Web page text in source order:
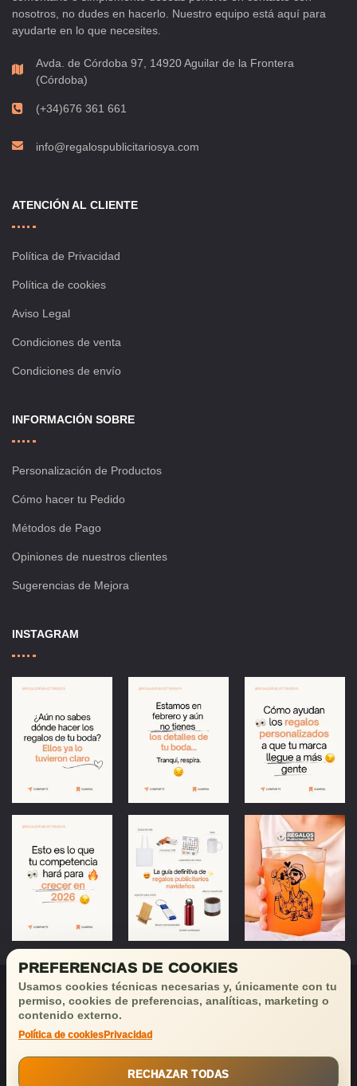
nosotros, no dudes en hacerlo. Nuestro equipo está aquí para
ayudarte en lo que necesites.
Avda. de Córdoba 97, 14920 Aguilar de la Frontera
(Córdoba)
(+34)676 361 661
info@regalospublicitariosya.com
ATENCIÓN AL CLIENTE
Política de Privacidad
Política de cookies
Aviso Legal
Condiciones de venta
Condiciones de envío
INFORMACIÓN SOBRE
Personalización de Productos
Cómo hacer tu Pedido
Métodos de Pago
Opiniones de nuestros clientes
Sugerencias de Mejora
INSTAGRAM
buenas noticias!
PREFERENCIAS DE COOKIES
Usamos cookies técnicas necesarias y, únicamente con tu
permiso, cookies de preferencias, analíticas, marketing o
contenido externo.
Política de cookies Privacidad
RECHAZAR TODAS